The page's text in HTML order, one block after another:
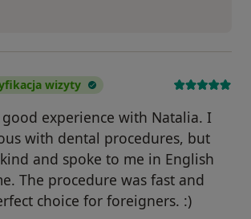
wizyty
experience with Natalia. I
with dental procedures, but
and spoke to me in English
The procedure was fast and
choice for foreigners. :)